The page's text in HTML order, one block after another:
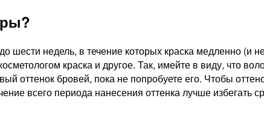
недель, в течение которых краска медленно (и
краска и другое. Так, имейте в виду, что
оттенок бровей, пока не попробуете его. Чтобы
всего периода нанесения оттенка лучше избегать